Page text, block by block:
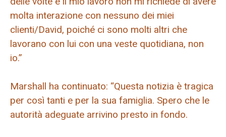
molta interazione con nessuno dei miei
clienti/David, poiché ci sono molti altri che
lavorano con lui con una veste quotidiana, non
io.”
Marshall ha continuato: “Questa notizia è tragica
per così tanti e per la sua famiglia. Spero che le
autorità adeguate arrivino presto in fondo.